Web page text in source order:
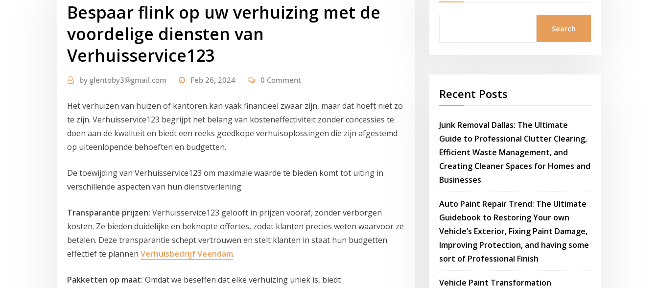
Bespaar flink op uw verhuizing met de
voordelige diensten van
Verhuisservice123
by glentoby3@gmail.com Feb 26, 2024 0 Comment
Het verhuizen van huizen of kantoren kan vaak financieel zwaar zijn, maar dat hoeft niet zo
te zijn. Verhuisservice123 begrijpt het belang van kosteneffectiviteit zonder concessies te
doen aan de kwaliteit en biedt een reeks goedkope verhuisoplossingen die zijn afgestemd
op uiteenlopende behoeften en budgetten.
De toewijding van Verhuisservice123 om maximale waarde te bieden komt tot uiting in
verschillende aspecten van hun dienstverlening:
Transparante prijzen: Verhuisservice123 gelooft in prijzen vooraf, zonder verborgen
kosten. Ze bieden duidelijke en beknopte offertes, zodat klanten precies weten waarvoor ze
betalen. Deze transparantie schept vertrouwen en stelt klanten in staat hun budgetten
effectief te plannen Verhuisbedrijf Veendam.
Pakketten op maat: Omdat we beseffen dat elke verhuizing uniek is, biedt
Search
Recent Posts
Junk Removal Dallas: The Ultimate
Guide to Professional Clutter Clearing,
Efficient Waste Management, and
Creating Cleaner Spaces for Homes and
Businesses
Auto Paint Repair Trend: The Ultimate
Guidebook to Restoring Your own
Vehicle’s Exterior, Fixing Paint Damage,
Improving Protection, and having some
sort of Professional Finish
Vehicle Paint Transformation